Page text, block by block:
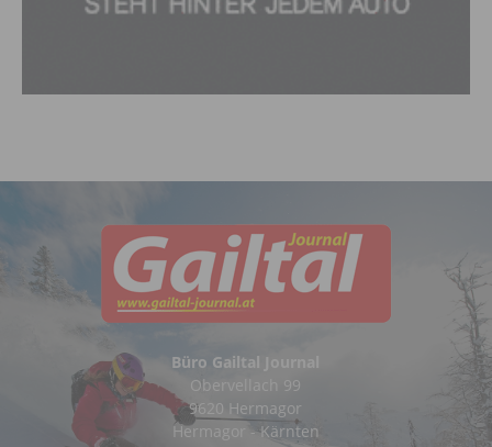
Büro Gailtal Journal
Obervellach 99
9620 Hermagor
Hermagor - Kärnten